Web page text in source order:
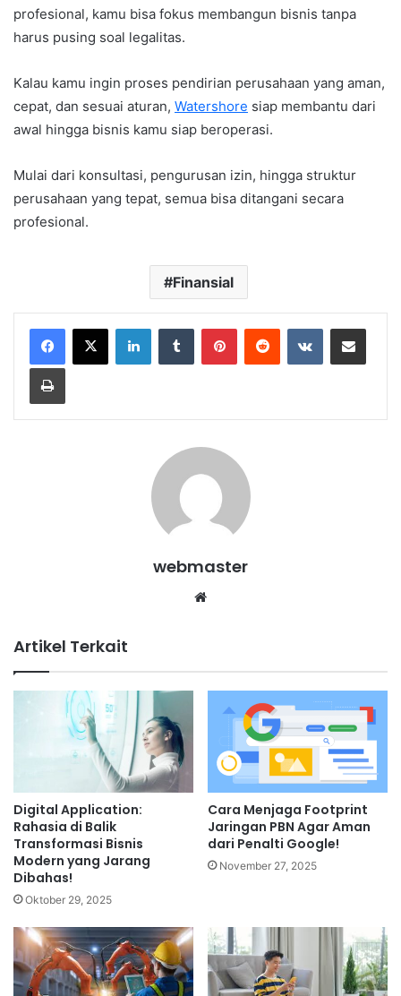
profesional, kamu bisa fokus membangun bisnis tanpa
harus pusing soal legalitas.
Kalau kamu ingin proses pendirian perusahaan yang aman,
cepat, dan sesuai aturan, Watershore siap membantu dari
awal hingga bisnis kamu siap beroperasi.
Mulai dari konsultasi, pengurusan izin, hingga struktur
perusahaan yang tepat, semua bisa ditangani secara
profesional.
Finansial
LinkedInTumblr PinterestReddit VKontakteShare via Email
Print
webmaster
Artikel Terkait
Digital Application:
Rahasia di Balik
Transformasi Bisnis
Modern yang Jarang
Dibahas!
Oktober 29, 2025
Cara Menjaga Footprint
Jaringan PBN Agar Aman
dari Penalti Google!
November 27, 2025